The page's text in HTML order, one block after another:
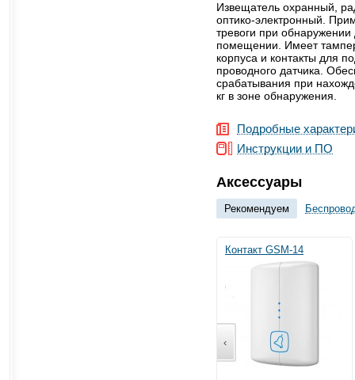
Извещатель охранный,
оптико-электронный.
тревоги при
помещении. Имеет
корпуса и контакты для
проводного датчика.
срабатывания при
кг в зоне обнаружения.
Подробные
Инструкции и ПО
Аксессуары
Рекомендуем
‹
Контакт GSM-14